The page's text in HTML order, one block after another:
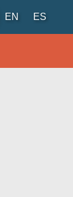
EN ES